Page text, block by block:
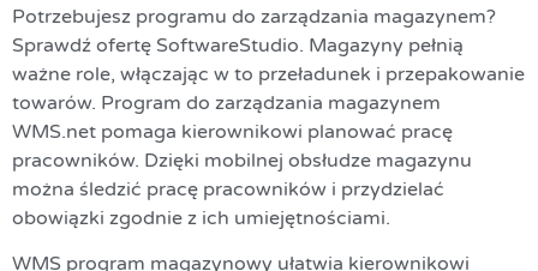
Potrzebujesz programu do zarządzania magazynem?
Sprawdź ofertę SoftwareStudio. Magazyny pełnią
ważne role, włączając w to przeładunek i przepakowanie
towarów. Program do zarządzania magazynem
WMS.net pomaga kierownikowi planować pracę
pracowników. Dzięki mobilnej obsłudze magazynu
można śledzić pracę pracowników i przydzielać
obowiązki zgodnie z ich umiejętnościami.
WMS program magazynowy ułatwia kierownikowi